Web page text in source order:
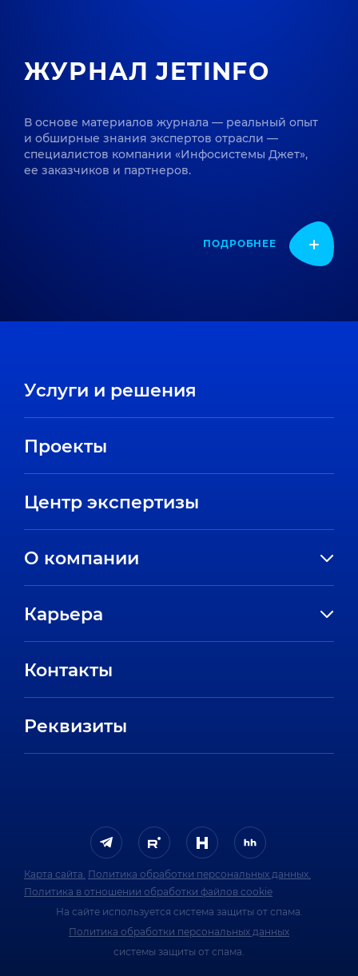
ЖУРНАЛ JETINFO
В основе материалов журнала — реальный опыт
и обширные знания экспертов отрасли —
специалистов компании «Инфосистемы Джет»,
ее заказчиков и партнеров.
ПОДРОБНЕЕ
Услуги и решения
Проекты
Центр экспертизы
О компании
Направления
Карьера
Стажировки
Контакты
Реквизиты
Карта сайта. Политика обработки персональных данных.
Политика в отношении обработки файлов cookie
На сайте используется система защиты от спама.
Политика обработки персональных данных
системы защиты от спама.